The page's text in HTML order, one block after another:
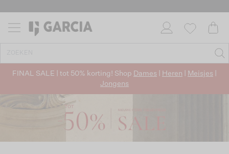
FINAL SALE | tot 50% korting! Shop Dames Heren Meisjes
Jongens